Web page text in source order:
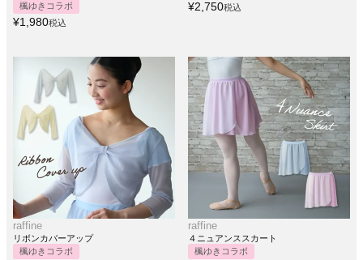
楓ゆきコラボ
¥1,980税込
¥2,750税込
raffine
リボンカバーアップ
楓ゆきコラボ
raffine
４ニュアンススカート
楓ゆきコラボ